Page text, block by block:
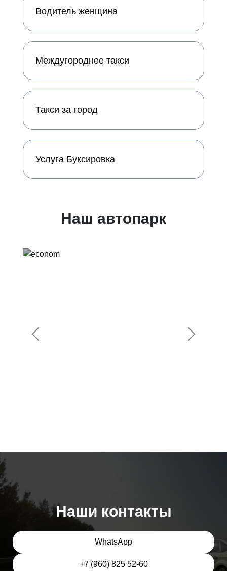
Водитель женщина
Междугороднее такси
Такси за город
Услуга Буксировка
Наш автопарк
Предыдущий
Наши контакты
WhatsApp
+7 (960) 825 52-60